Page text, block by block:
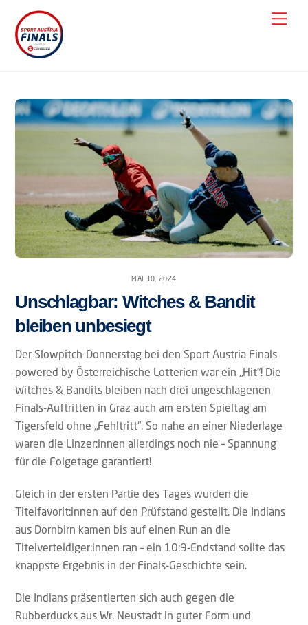
content
MAI 30, 2024
Unschlagbar: Witches & Bandit
bleiben unbesiegt
Der Slowpitch-Donnerstag bei den Sport Austria Finals
powered by Österreichische Lotterien war ein „Hit“! Die
Witches & Bandits bleiben nach drei ungeschlagenen
Finals-Auftritten in Graz auch am ersten Spieltag am
Tigersfeld ohne „Fehltritt“. So nahe an einer Niederlage
waren die Linzer:innen allerdings noch nie – Spannung
für die Folgetage garantiert!
Gleich in der ersten Partie des Tages wurden die
Titelfavorit:innen auf den Prüfstand gestellt. Die Indians
aus Dornbirn kamen bis auf einen Run an die
Titelverteidiger:innen ran – ein 10:9-Endstand sollte das
knappste Ergebnis in der Finals-Geschichte sein.
Die Indians präsentierten sich auch gegen die
Rubberducks aus Wr. Neustadt in guter Form und